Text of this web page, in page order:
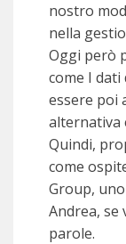
nostro
nella
Oggi però
come I
essere poi
alternativa
Quindi,
come
Group,
Andrea, se
parole.